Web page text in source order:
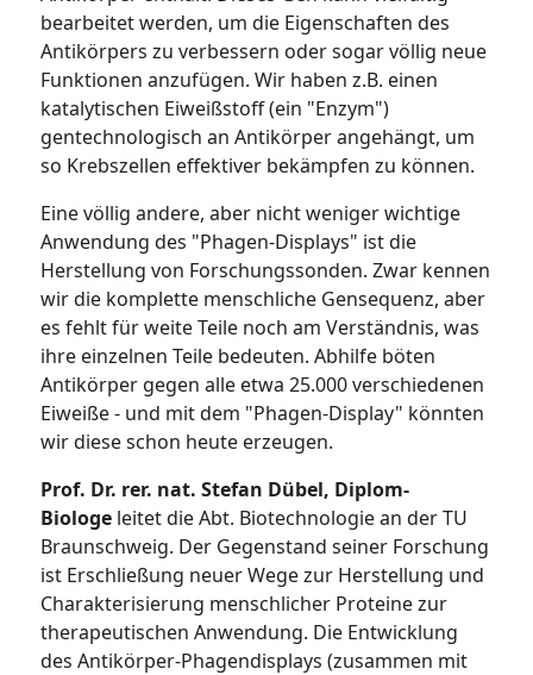
bearbeitet werden, um die Eigenschaften des
Antikörpers zu verbessern oder sogar völlig neue
Funktionen anzufügen. Wir haben z.B. einen
katalytischen Eiweißstoff (ein "Enzym")
gentechnologisch an Antikörper angehängt, um
so Krebszellen effektiver bekämpfen zu können.
Eine völlig andere, aber nicht weniger wichtige
Anwendung des "Phagen-Displays" ist die
Herstellung von Forschungssonden. Zwar kennen
wir die komplette menschliche Gensequenz, aber
es fehlt für weite Teile noch am Verständnis, was
ihre einzelnen Teile bedeuten. Abhilfe böten
Antikörper gegen alle etwa 25.000 verschiedenen
Eiweiße - und mit dem "Phagen-Display" könnten
wir diese schon heute erzeugen.
Prof. Dr. rer. nat. Stefan Dübel, Diplom-
Biologe leitet die Abt. Biotechnologie an der TU
Braunschweig. Der Gegenstand seiner Forschung
ist Erschließung neuer Wege zur Herstellung und
Charakterisierung menschlicher Proteine zur
therapeutischen Anwendung. Die Entwicklung
des Antikörper-Phagendisplays (zusammen mit